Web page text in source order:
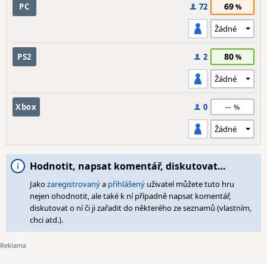
PC 72 69
PS2 2 80
Xbox 0 --
Hodnotit, napsat komentář, diskutovat…
Jakozaregistrovanýa přihlášený uživatel můžete tuto hru
nejen ohodnotit, ale také k ní případně napsat komentář,
diskutovat o ní či ji zařadit do některého ze seznamů (vlastním,
chci atd.).